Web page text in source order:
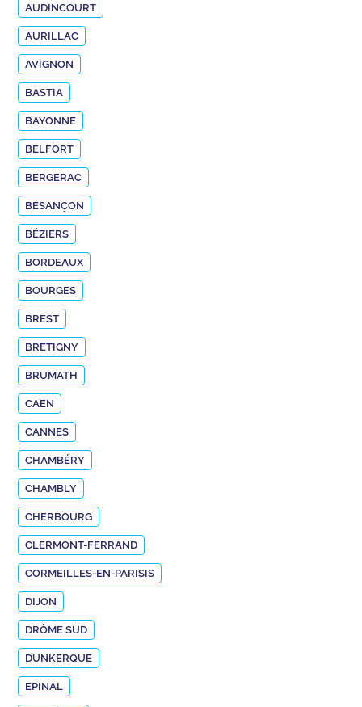
AUDINCOURT
AURILLAC
AVIGNON
BASTIA
BAYONNE
BELFORT
BERGERAC
BESANÇON
BÉZIERS
BORDEAUX
BOURGES
BREST
BRETIGNY
BRUMATH
CAEN
CANNES
CHAMBÉRY
CHAMBLY
CHERBOURG
CLERMONT-FERRAND
CORMEILLES-EN-PARISIS
DIJON
DRÔME SUD
DUNKERQUE
EPINAL